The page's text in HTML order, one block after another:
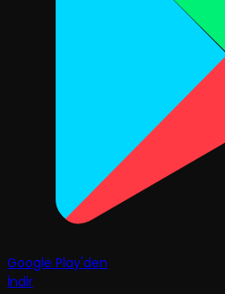
Google Play'den
İndir